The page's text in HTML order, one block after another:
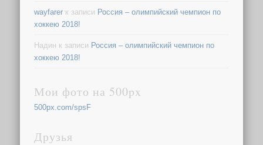
wayfarer к записи Россия – олимпийский чемпион по
хоккею 2018!
Надин к записи Россия – олимпийский чемпион по
хоккею 2018!
Мои фото на 500px
500px.com/spsF
Друзья